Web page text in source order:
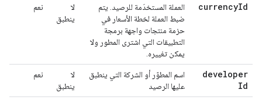
currencyId
العملة المستخدَمة للرصيد. يتم
ضبط العملة لخطة الأسعار في
حزمة منتجات واجهة برمجة
التطبيقات التي اشترى المطور ولا
يمكن تغييره.
لا
ينطبق
نعم
developer
Id
اسم المطوّر أو الشركة التي ينطبق
عليها الرصيد
لا
ينطبق
نعم